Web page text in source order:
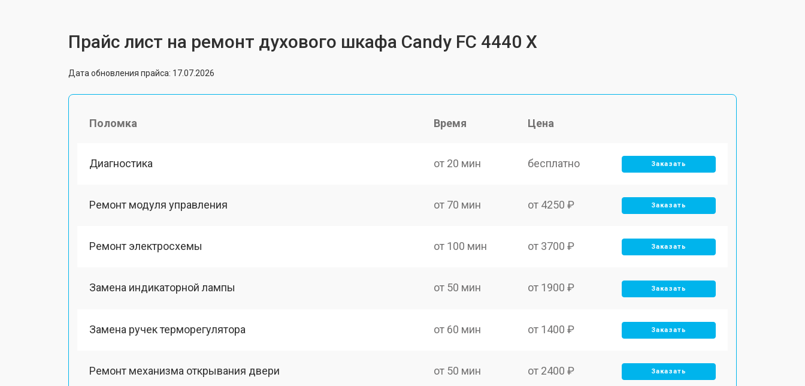
Прайс лист на ремонт духового шкафа Candy FC 4440 X
Дата обновления прайса: 17.07.2026
Поломка Время Цена
Диагностика от 20 мин бесплатно Заказать
Ремонт модуля управления от 70 мин от 4250 ₽ Заказать
Ремонт электросхемы от 100 мин от 3700 ₽ Заказать
Замена индикаторной лампы от 50 мин от 1900 ₽ Заказать
Замена ручек терморегулятора от 60 мин от 1400 ₽ Заказать
Ремонт механизма открывания двери от 50 мин от 2400 ₽ Заказать